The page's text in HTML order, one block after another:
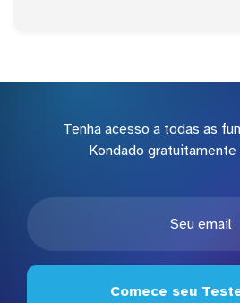
Tenha acesso a todas as
Kondado
Comece seu